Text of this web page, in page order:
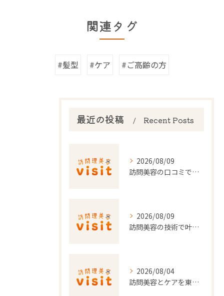
関連タグ
#髪型 #ケア #ご高齢の方
最近の投稿 Recent Posts
2026/08/09
訪問美容の口コミで選ぶ埼玉県の信頼できる美容サービス徹底解説
2026/08/09
訪問美容の技術で叶える快適な暮らし千葉県香取郡神崎町の最新事情
2026/08/04
訪問美容とケアを東京都で安心して利用するための実践ガイド